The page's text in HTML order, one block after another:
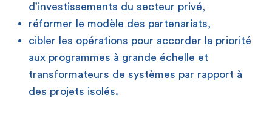
d’investissements du secteur privé,
réformer le modèle des partenariats,
cibler les opérations pour accorder la priorité
aux programmes à grande échelle et
transformateurs de systèmes par rapport à
des projets isolés.